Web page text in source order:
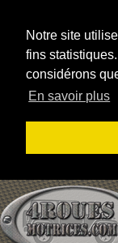
Notre site
fins
considérons
En savoir plus